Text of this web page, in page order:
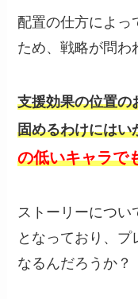
配置の仕方によっ
ため、戦略が問わ
支援効果の位置
固めるわけにはい
の低いキャラで
ストーリーについ
となっており、プ
なるんだろうか？